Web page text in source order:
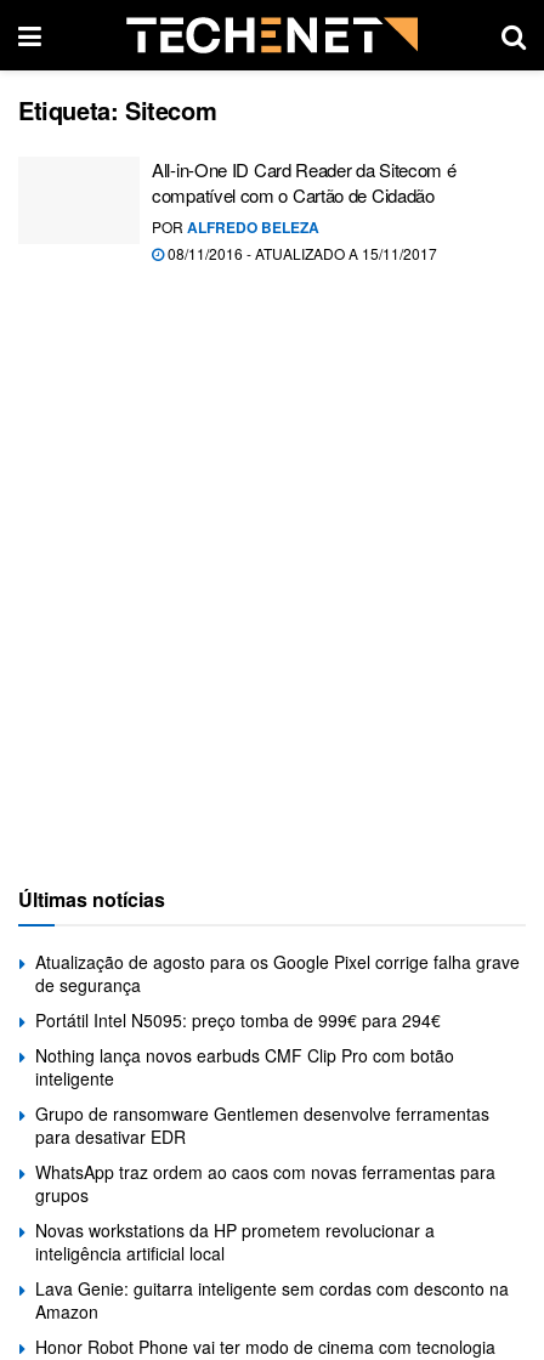
Etiqueta: Sitecom
All-in-One ID Card Reader da Sitecom é
compatível com o Cartão de Cidadão
POR ALFREDO BELEZA
08/11/2016 - ATUALIZADO A 15/11/2017
Últimas notícias
Atualização de agosto para os Google Pixel corrige falha grave
de segurança
Portátil Intel N5095: preço tomba de 999€ para 294€
Nothing lança novos earbuds CMF Clip Pro com botão
inteligente
Grupo de ransomware Gentlemen desenvolve ferramentas
para desativar EDR
WhatsApp traz ordem ao caos com novas ferramentas para
grupos
Novas workstations da HP prometem revolucionar a
inteligência artificial local
Lava Genie: guitarra inteligente sem cordas com desconto na
Amazon
Honor Robot Phone vai ter modo de cinema com tecnologia